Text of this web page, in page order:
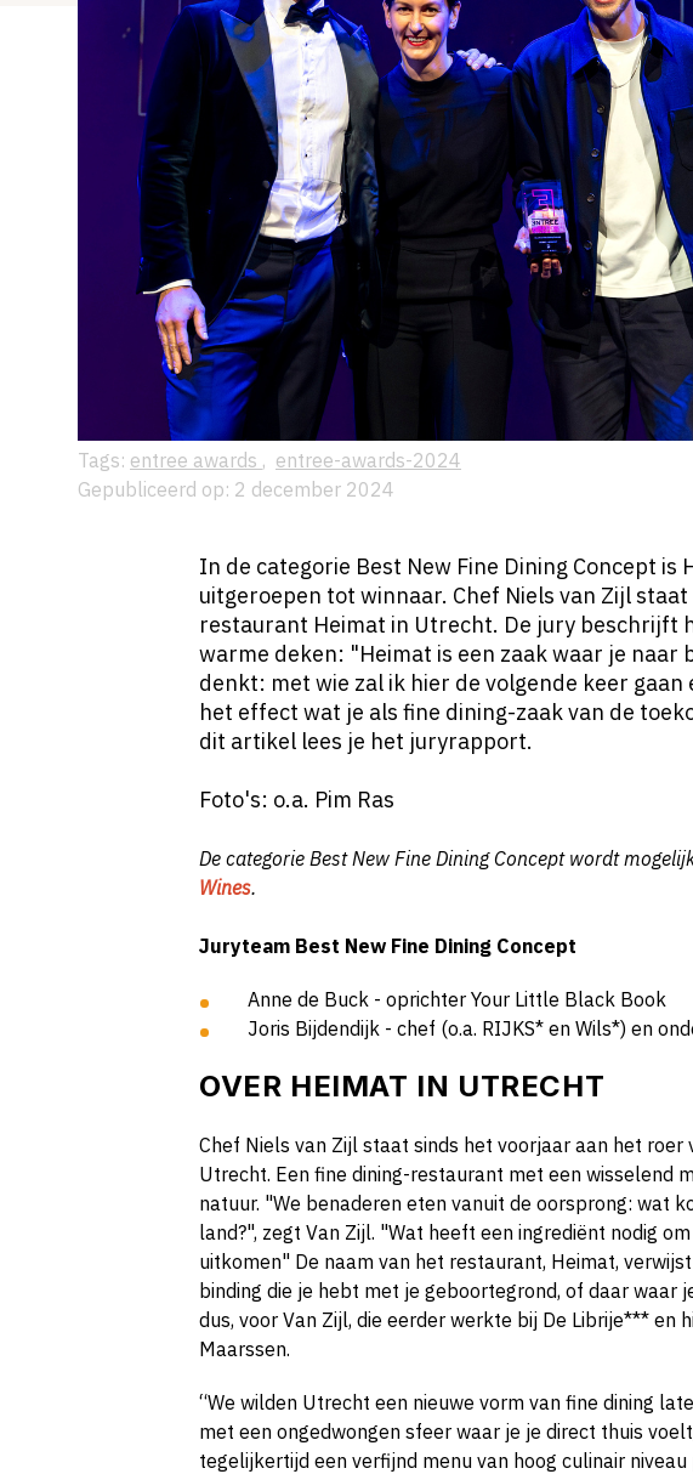
Tags: entree awards , entree-awards-2024
Gepubliceerd op: 2 december 2024
In de categorie Best New Fine Dining Concept is
uitgeroepen tot winnaar. Chef Niels van Zijl
restaurant Heimat in Utrecht. De jury beschrijft
warme deken: "Heimat is een zaak waar je naar
denkt: met wie zal ik hier de volgende keer gaan
het effect wat je als fine dining-zaak van de
dit artikel lees je het juryrapport.
Foto's: o.a. Pim Ras
De categorie Best New Fine Dining Concept wordt
Wines.
Juryteam Best New Fine Dining Concept
Anne de Buck - oprichter Your Little Black Book
Joris Bijdendijk - chef (o.a. RIJKS* en Wils*) en
OVER HEIMAT IN UTRECHT
Chef Niels van Zijl staat sinds het voorjaar aan het roer
Utrecht. Een fine dining-restaurant met een wisselend
natuur. "We benaderen eten vanuit de oorsprong: wat
land?", zegt Van Zijl. "Wat heeft een ingrediënt nodig
uitkomen" De naam van het restaurant, Heimat,
binding die je hebt met je geboortegrond, of daar waar
dus, voor Van Zijl, die eerder werkte bij De Librije*** en
Maarssen.
“We wilden Utrecht een nieuwe vorm van fine dining
met een ongedwongen sfeer waar je je direct thuis
tegelijkertijd een verfijnd menu van hoog culinair